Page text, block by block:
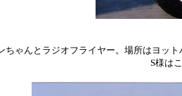
とワンちゃんとラジ
ボートのオーナーで、ご夫